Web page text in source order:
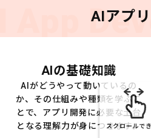
App AIアプ
AIの基礎知識
AIがどうやって動いているの
か、その仕組みや種類を学ぶこ
とで、アプリ開発に必要な土台
となる理解力が身につきます。
スクロールで